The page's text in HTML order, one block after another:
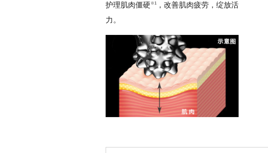
护理肌肉僵硬 ※1
，改善肌肉疲劳，绽放活
力。